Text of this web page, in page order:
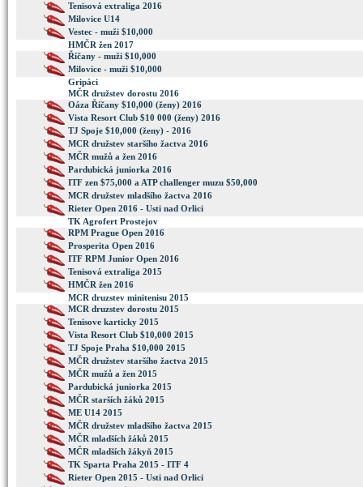
Tenisová extraliga 2016
Milovice U14
Vestec - muži $10,000
HMČR žen 2017
Říčany - muži $10,000
Milovice - muži $10,000
Gripáci
MČR družstev dorostu 2016
Oáza Říčany $10,000 (ženy) 2016
Vista Resort Club $10 000 (ženy) 2016
TJ Spoje $10,000 (ženy) - 2016
MCR družstev staršího žactva 2016
MČR mužů a žen 2016
Pardubická juniorka 2016
ITF zen $75,000 a ATP challenger muzu $50,000
MCR družstev mladšího žactva 2016
Rieter Open 2016 - Usti nad Orlici
TK Agrofert Prostejov
RPM Prague Open 2016
Prosperita Open 2016
ITF RPM Junior Open 2016
Tenisová extraliga 2015
HMČR žen 2016
MCR druzstev minitenisu 2015
MCR druzstev dorostu 2015
Tenisove karticky 2015
Vista Resort Club $10,000 2015
TJ Spoje Praha $10,000 2015
MČR družstev staršího žactva 2015
MČR mužů a žen 2015
Pardubická juniorka 2015
MČR starších žáků 2015
ME U14 2015
MČR družstev mladšího žactva 2015
MČR mladších žáků 2015
MČR mladších žákyň 2015
TK Sparta Praha 2015 - ITF 4
Rieter Open 2015 - Usti nad Orlici